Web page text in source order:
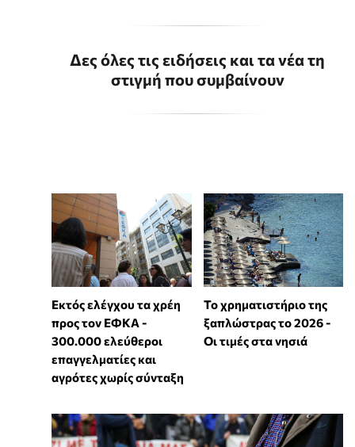
Δες όλες τις ειδήσεις και τα νέα τη
στιγμή που συμβαίνουν
Εκτός ελέγχου τα χρέη
προς τον ΕΦΚΑ -
300.000 ελεύθεροι
επαγγελματίες και
αγρότες χωρίς σύνταξη
Το χρηματιστήριο της
ξαπλώστρας το 2026 -
Οι τιμές στα νησιά